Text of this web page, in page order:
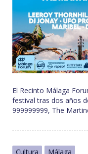
El Recinto Málaga
festival tras dos años
999999999, The
Cultura Málaga